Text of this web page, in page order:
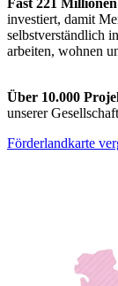
investiert, damit
selbstverständlich
arbeiten, wohnen
Über 10.000
unserer
Förderlandkarte